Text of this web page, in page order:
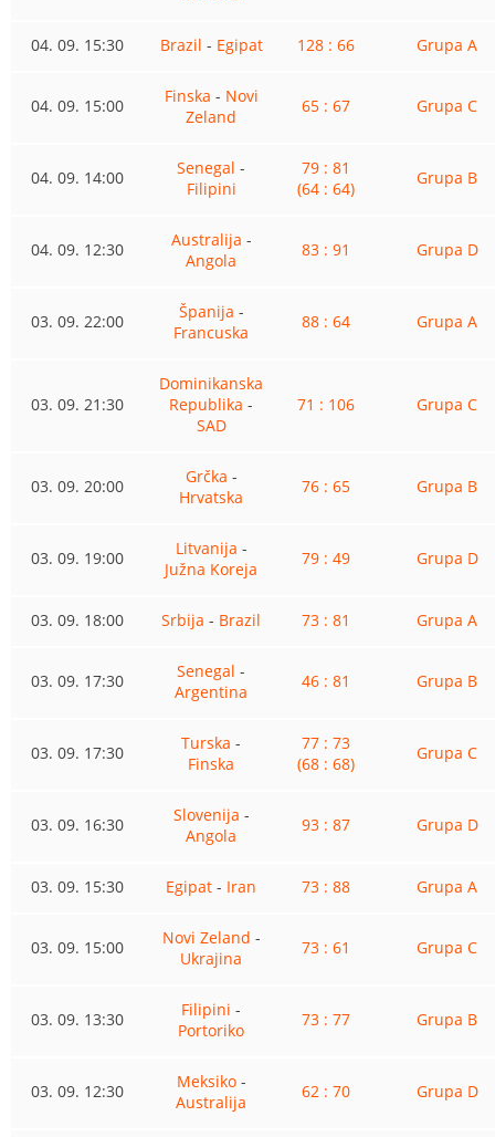
04. 09. 15:30 Brazil - Egipat 128 : 66 Grupa A
04. 09. 15:00 Finska - Novi
Zeland
65 : 67 Grupa C
04. 09. 14:00 Senegal -
Filipini
79 : 81
(64 : 64)
Grupa B
04. 09. 12:30 Australija -
Angola
83 : 91 Grupa D
03. 09. 22:00 Španija -
Francuska
88 : 64 Grupa A
03. 09. 21:30
Dominikanska
Republika -
SAD
71 : 106 Grupa C
03. 09. 20:00 Grčka -
Hrvatska
76 : 65 Grupa B
03. 09. 19:00 Litvanija -
Južna Koreja
79 : 49 Grupa D
03. 09. 18:00 Srbija - Brazil 73 : 81 Grupa A
03. 09. 17:30 Senegal -
Argentina
46 : 81 Grupa B
03. 09. 17:30 Turska -
Finska
77 : 73
(68 : 68)
Grupa C
03. 09. 16:30 Slovenija -
Angola
93 : 87 Grupa D
03. 09. 15:30 Egipat - Iran 73 : 88 Grupa A
03. 09. 15:00 Novi Zeland -
Ukrajina
73 : 61 Grupa C
03. 09. 13:30 Filipini -
Portoriko
73 : 77 Grupa B
03. 09. 12:30 Meksiko-
Australija
62 : 70 Grupa D